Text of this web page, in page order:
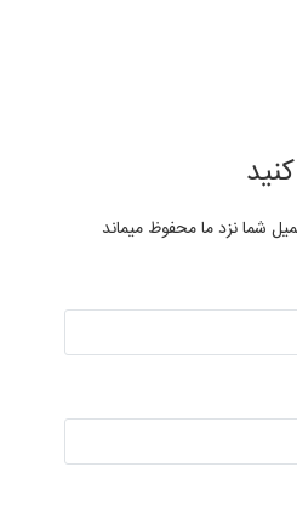
شما نزد ما محفوظ میماند